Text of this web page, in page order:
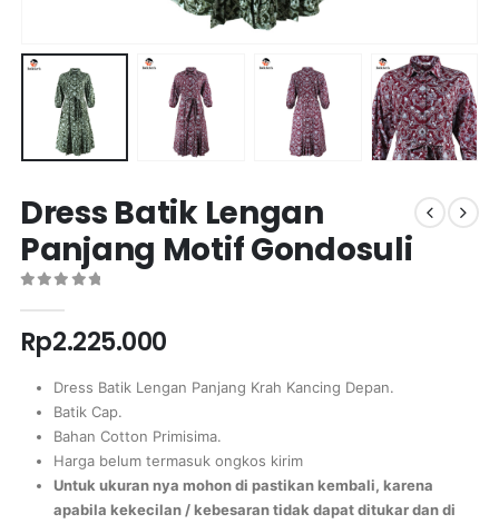
Dress Batik Lengan
Panjang Motif Gondosuli
Rp2.225.000
Dress Batik Lengan Panjang Krah Kancing Depan.
Batik Cap.
Bahan Cotton Primisima.
Harga belum termasuk ongkos kirim
Untuk ukuran nya mohon di pastikan kembali, karena
apabila kekecilan / kebesaran tidak dapat ditukar dan di